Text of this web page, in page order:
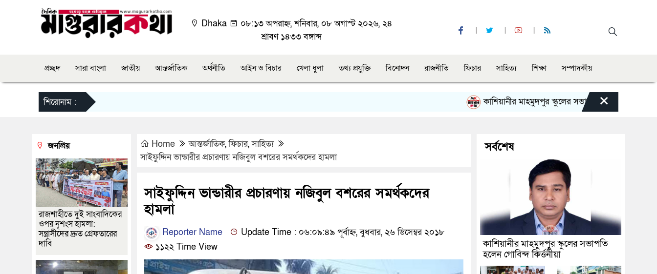
Dhaka
০৮:১৩ অপরাহ্ন, শনিবার, ০৮ অগাস্ট ২০২৬, ২৪
শ্রাবণ ১৪৩৩ বঙ্গাব্দ
প্রচ্ছদ সারা বাংলা জাতীয় আন্তর্জাতিক অর্থনীতি আইন ও বিচার খেলা ধুলা তথ্য প্রযুক্তি বিনোদন রাজনীতি ফিচার সাহিত্য শিক্ষা সম্পাদকীয়
শিরোনাম : কাশিয়ানীর মাহমুদপুর স্কুলের সভাপতি হলেন গোবিন্দ কির্ত্তনীয়া
×
Home আন্তর্জাতিক,ফিচার,সাহিত্য
সাইফুদ্দিন ভান্ডারীর প্রচারণায় নজিবুল বশরের সমর্থকদের হামলা
সাইফুদ্দিন ভান্ডারীর প্রচারণায় নজিবুল বশরের সমর্থকদের
হামলা
Reporter Name
Update Time : ০৬:০৯:৪৯ পূর্বাহ্ন, বুধবার, ২৬ ডিসেম্বর ২০১৮
১১২২ Time View
জনপ্রিয়
রাজশাহীতে দুই সাংবাদিকের
ওপর নৃশংস হামলা:
সন্ত্রাসীদের দ্রুত গ্রেফতারের
দাবি
সর্বশেষ
কাশিয়ানীর মাহমুদপুর স্কুলের সভাপতি
হলেন গোবিন্দ কির্ত্তনীয়া